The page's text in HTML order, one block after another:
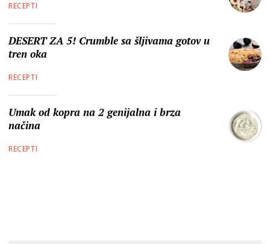
RECEPTI
DESERT ZA 5! Crumble sa šljivama gotov u
tren oka
RECEPTI
Umak od kopra na 2 genijalna i brza
načina
RECEPTI